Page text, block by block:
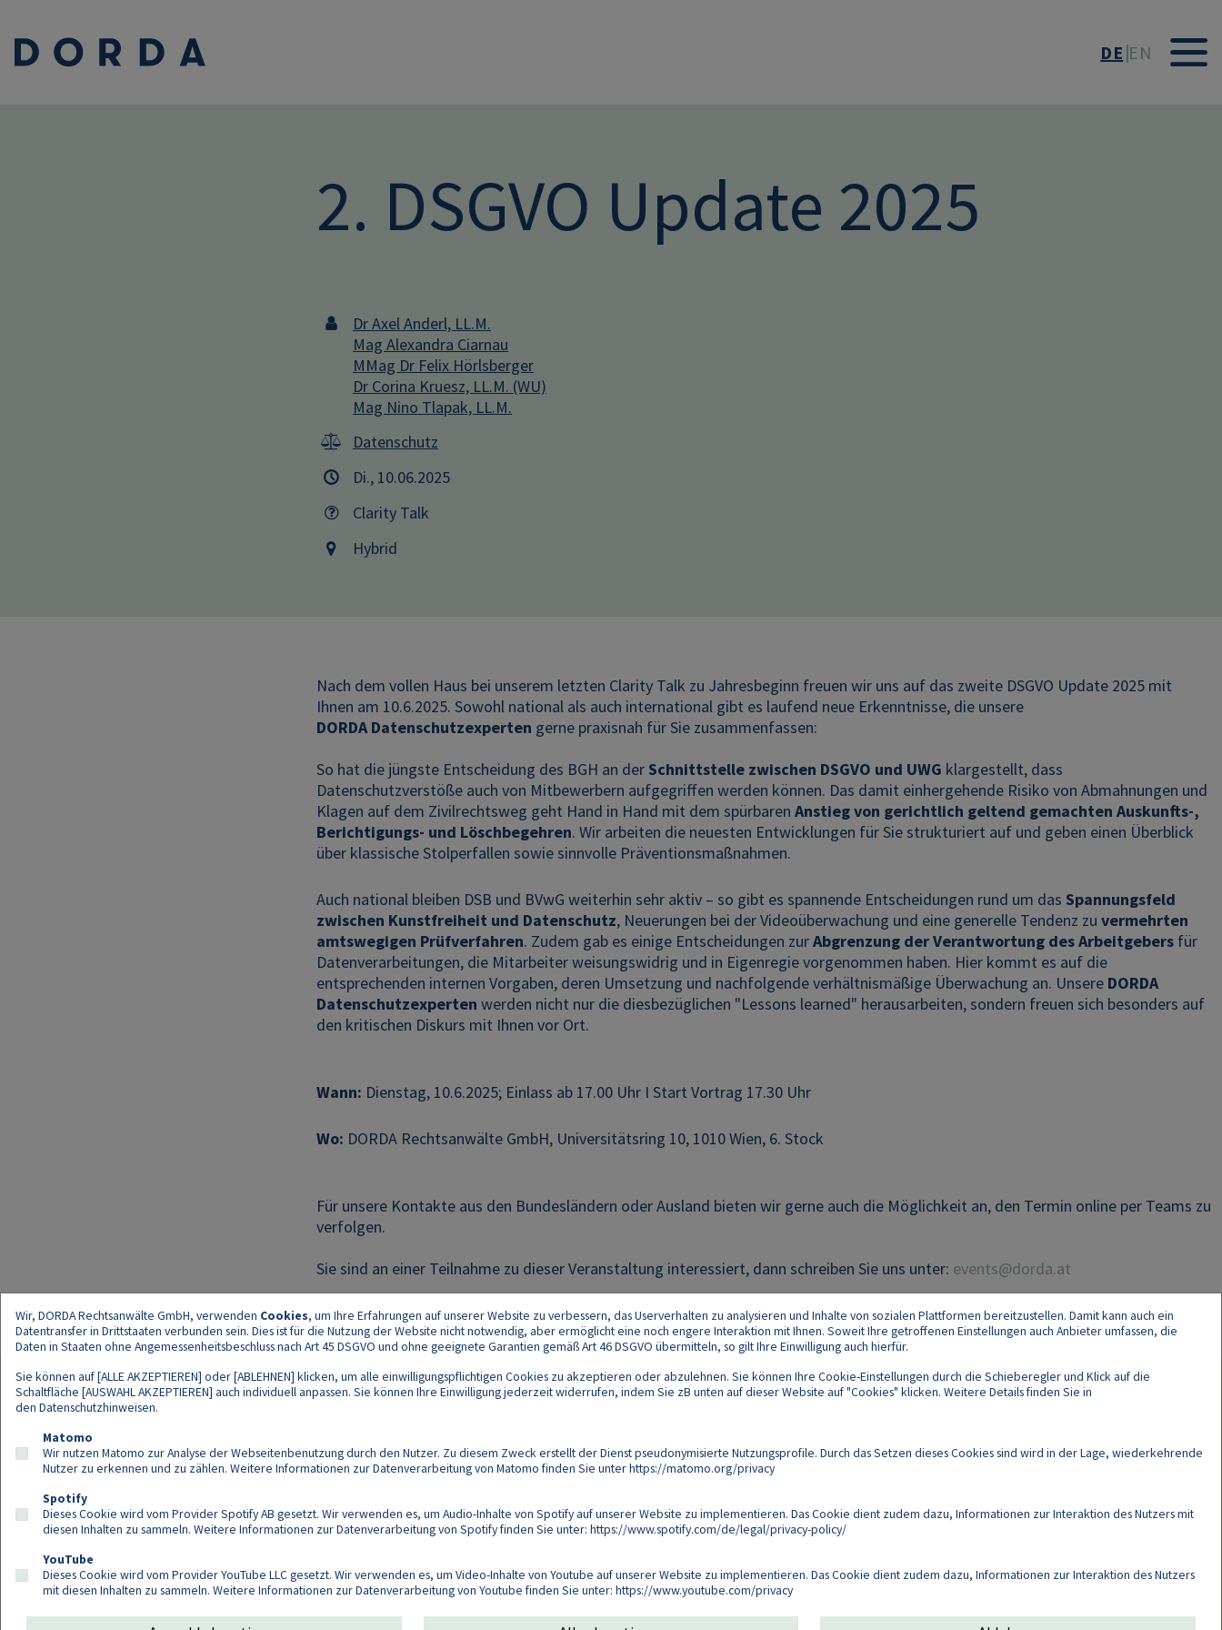
DE EN
2. DSGVO Update 2025
Dr Axel Anderl, LL.M.
Mag Alexandra Ciarnau
MMag Dr Felix Hörlsberger
Dr Corina Kruesz, LL.M. (WU)
Mag Nino Tlapak, LL.M.
Datenschutz
Di., 10.06.2025
Clarity Talk
Hybrid
Nach dem vollen Haus bei unserem letzten Clarity Talk zu Jahresbeginn freuen wir uns auf das zweite DSGVO Update 2025 mit
Ihnen am 10.6.2025. Sowohl national als auch international gibt es laufend neue Erkenntnisse, die unsere
DORDA Datenschutzexperten gerne praxisnah für Sie zusammenfassen:
So hat die jüngste Entscheidung des BGH an derSchnittstelle zwischen DSGVO und UWG klargestellt, dass
Datenschutzverstöße auch von Mitbewerbern aufgegriffen werden können. Das damit einhergehende Risiko von Abmahnungen und
Klagen auf dem Zivilrechtsweg geht Hand in Hand mit dem spürbaren Anstieg von gerichtlich geltend gemachten Auskunfts-,
Berichtigungs- und Löschbegehren. Wir arbeiten die neuesten Entwicklungen für Sie strukturiert auf und geben einen Überblick
über klassische Stolperfallen sowie sinnvolle Präventionsmaßnahmen.
Auch national bleiben DSB und BVwG weiterhin sehr aktiv – so gibt es spannende Entscheidungen rund um das Spannungsfeld
zwischen Kunstfreiheit und Datenschutz, Neuerungen bei der Videoüberwachung und eine generelle Tendenz zu vermehrten
amtswegigen Prüfverfahren. Zudem gab es einige Entscheidungen zurAbgrenzung der Verantwortung des Arbeitgebers für
Datenverarbeitungen, die Mitarbeiter weisungswidrig und in Eigenregie vorgenommen haben. Hier kommt es auf die
entsprechenden internen Vorgaben, deren Umsetzung und nachfolgende verhältnismäßige Überwachung an. Unsere DORDA
Datenschutzexperten werden nicht nur die diesbezüglichen "Lessons learned" herausarbeiten, sondern freuen sich besonders auf
den kritischen Diskurs mit Ihnen vor Ort.
Wann: Dienstag, 10.6.2025; Einlass ab 17.00 Uhr I Start Vortrag 17.30 Uhr
Wo: DORDA Rechtsanwälte GmbH, Universitätsring 10, 1010 Wien, 6. Stock
Für unsere Kontakte aus den Bundesländern oder Ausland bieten wir gerne auch die Möglichkeit an, den Termin online per Teams zu
verfolgen.
Sie sind an einer Teilnahme zu dieser Veranstaltung interessiert, dann schreiben Sie uns unter: events@dorda.at
Footer
Wir, DORDA Rechtsanwälte GmbH, verwenden Cookies, um Ihre Erfahrungen auf unserer Website zu verbessern, das Userverhalten zu analysieren und Inhalte von sozialen Plattformen bereitzustellen. Damit kann auch ein
Datentransfer in Drittstaaten verbunden sein. Dies ist für die Nutzung der Website nicht notwendig, aber ermöglicht eine noch engere Interaktion mit Ihnen. Soweit Ihre getroffenen Einstellungen auch Anbieter umfassen, die
Daten in Staaten ohne Angemessenheitsbeschluss nach Art 45 DSGVO und ohne geeignete Garantien gemäß Art 46 DSGVO übermitteln, so gilt Ihre Einwilligung auch hierfür.
Sie können auf [ALLE AKZEPTIEREN] oder [ABLEHNEN] klicken, um alle einwilligungspflichtigen Cookies zu akzeptieren oder abzulehnen. Sie können Ihre Cookie-Einstellungen durch die Schieberegler und Klick auf die
Schaltfläche [AUSWAHL AKZEPTIEREN] auch individuell anpassen. Sie können Ihre Einwilligung jederzeit widerrufen, indem Sie zB unten auf dieser Website auf "Cookies" klicken. Weitere Details finden Sie in
den Datenschutzhinweisen.
Matomo
Wir nutzen Matomo zur Analyse der Webseitenbenutzung durch den Nutzer. Zu diesem Zweck erstellt der Dienst pseudonymisierte Nutzungsprofile. Durch das Setzen dieses Cookies sind wird in der Lage, wiederkehrende
Nutzer zu erkennen und zu zählen. Weitere Informationen zur Datenverarbeitung von Matomo finden Sie unterhttps://matomo.org/privacy
Spotify
Dieses Cookie wird vom Provider Spotify AB gesetzt. Wir verwenden es, um Audio-Inhalte von Spotify auf unserer Website zu implementieren. Das Cookie dient zudem dazu, Informationen zur Interaktion des Nutzers mit
diesen Inhalten zu sammeln. Weitere Informationen zur Datenverarbeitung von Spotify finden Sie unter: https://www.spotify.com/de/legal/privacy-policy/
YouTube
Dieses Cookie wird vom Provider YouTube LLC gesetzt. Wir verwenden es, um Video-Inhalte von Youtube auf unserer Website zu implementieren. Das Cookie dient zudem dazu, Informationen zur Interaktion des Nutzers
mit diesen Inhalten zu sammeln. Weitere Informationen zur Datenverarbeitung von Youtube finden Sie unter: https://www.youtube.com/privacy
Follow us on:
Copyright 2026